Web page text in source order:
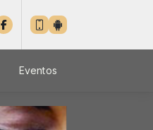
e Vê - Ao Vivo
Eventos